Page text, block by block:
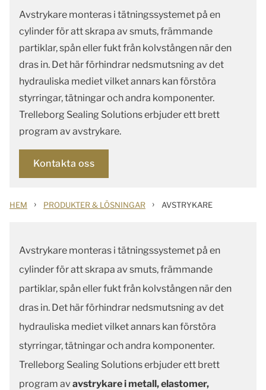
Avstrykare monteras i tätningssystemet på en
cylinder för att skrapa av smuts, främmande
partiklar, spån eller fukt från kolvstången när den
dras in. Det här förhindrar nedsmutsning av det
hydrauliska mediet vilket annars kan förstöra
styrringar, tätningar och andra komponenter.
Trelleborg Sealing Solutions erbjuder ett brett
program av avstrykare.
Kontakta oss
HEM › PRODUKTER & LÖSNINGAR › AVSTRYKARE
Avstrykare monteras i tätningssystemet på en
cylinder för att skrapa av smuts, främmande
partiklar, spån eller fukt från kolvstången när den
dras in. Det här förhindrar nedsmutsning av det
hydrauliska mediet vilket annars kan förstöra
styrringar, tätningar och andra komponenter.
Trelleborg Sealing Solutions erbjuder ett brett
program av avstrykare i metall, elastomer,